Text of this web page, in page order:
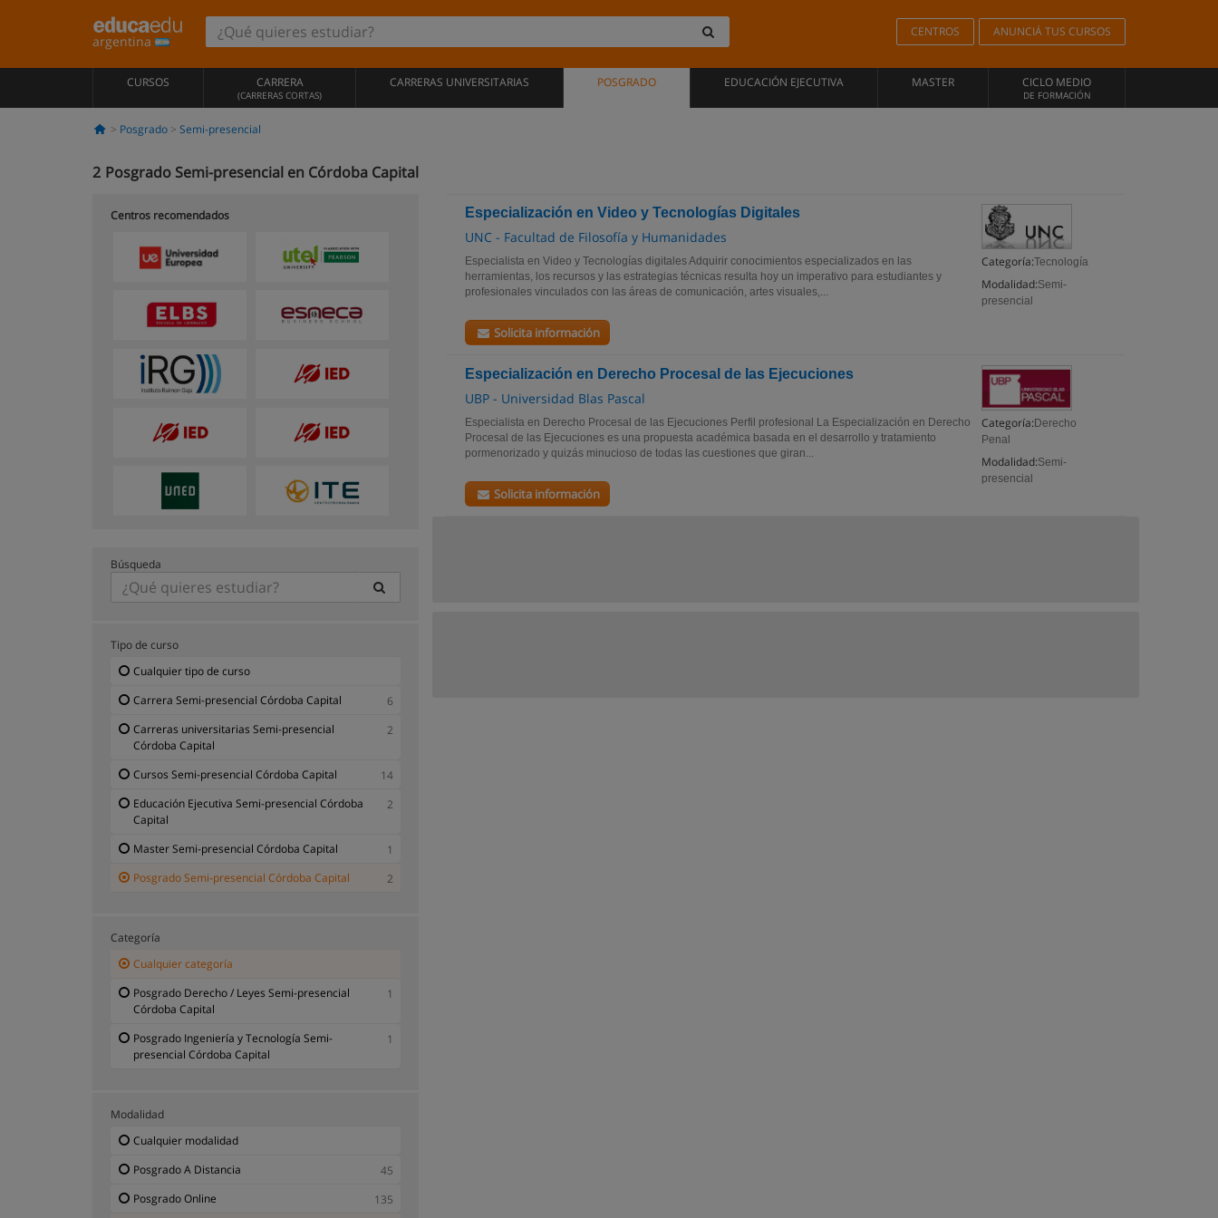
argentina
CENTROS ANUNCIÁ TUS CURSOS
CURSOS CARRERA
(CARRERAS CORTAS)
CARRERAS UNIVERSITARIAS POSGRADO EDUCACIÓN EJECUTIVA MASTER CICLO MEDIO
DE FORMACIÓN
Posgrado Semi-presencial
2 Posgrado Semi-presencial en Córdoba Capital
Especialización en Video y Tecnologías Digitales
UNC - Facultad de Filosofía y Humanidades
Categoría:Tecnología
Modalidad:Semi-
presencial
Especialista en Video y Tecnologías digitales Adquirir conocimientos especializados en las
herramientas, los recursos y las estrategias técnicas resulta hoy un imperativo para estudiantes y
profesionales vinculados con las áreas de comunicación, artes visuales,...
Solicita información
Especialización en Derecho Procesal de las Ejecuciones
UBP - Universidad Blas Pascal
Categoría: Derecho
Penal
Modalidad:Semi-
presencial
Especialista en Derecho Procesal de las Ejecuciones Perfil profesional La Especialización en Derecho
Procesal de las Ejecuciones es una propuesta académica basada en el desarrollo y tratamiento
pormenorizado y quizás minucioso de todas las cuestiones que giran...
Solicita información
Centros recomendados
Búsqueda
Tipo de curso
Cualquier tipo de curso
Carrera Semi-presencial Córdoba Capital
6
Carreras universitarias Semi-presencial
Córdoba Capital
2
Cursos Semi-presencial Córdoba Capital
14
Educación Ejecutiva Semi-presencial Córdoba
Capital
2
Master Semi-presencial Córdoba Capital
1
Posgrado Semi-presencial Córdoba Capital
2
Categoría
Cualquier categoría
Posgrado Derecho / Leyes Semi-presencial
Córdoba Capital
1
Posgrado Ingeniería y Tecnología Semi-
presencial Córdoba Capital
1
Modalidad
Cualquier modalidad
Posgrado A Distancia
45
Posgrado Online
135